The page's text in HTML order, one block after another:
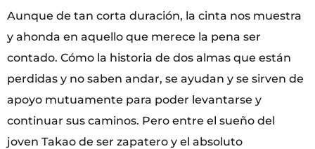
Aunque de tan corta duración, la cinta nos muestra
y ahonda en aquello que merece la pena ser
contado. Cómo la historia de dos almas que están
perdidas y no saben andar, se ayudan y se sirven de
apoyo mutuamente para poder levantarse y
continuar sus caminos. Pero entre el sueño del
joven Takao de ser zapatero y el absoluto